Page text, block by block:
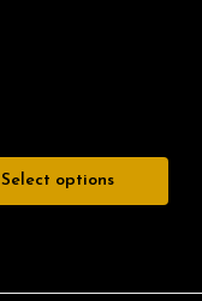
Select options